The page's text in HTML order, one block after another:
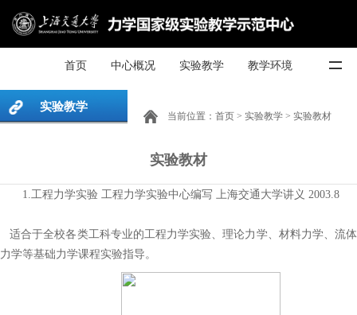
首页 中心概况 实验教学 教学环境
实验教学
当前位置： 首页 > 实验教学 > 实验教材
实验教材
1.工程力学实验 工程力学实验中心编写 上海交通大学讲义 2003.8
适合于全校各类工科专业的工程力学实验、理论力学、材料力学、流体
力学等基础力学课程实验指导。